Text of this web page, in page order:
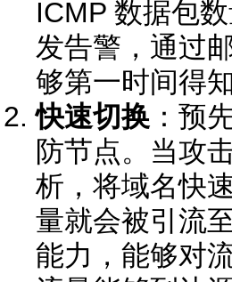
ICMP 数据包
发告警，通过
够第一时间得
快速切换 ：预
防节点。当攻
析，将域名快
量就会被引流
能力，能够对